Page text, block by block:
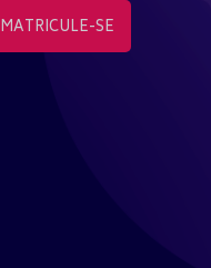
MATRICULE-SE